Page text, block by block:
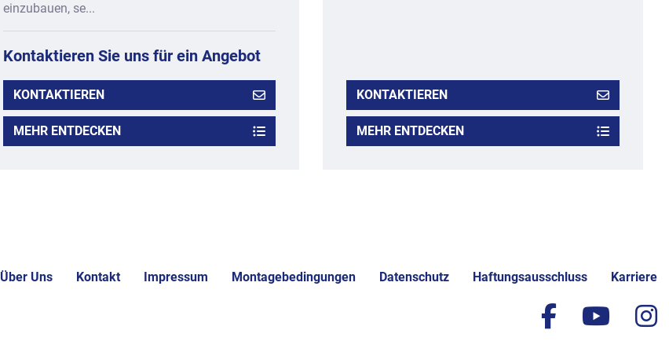
einzubauen, se...
Kontaktieren Sie uns für ein Angebot
KONTAKTIEREN
MEHR ENTDECKEN
KONTAKTIEREN
MEHR ENTDECKEN
Über Uns Kontakt Impressum Montagebedingungen Datenschutz Haftungsausschluss Karriere
facebook